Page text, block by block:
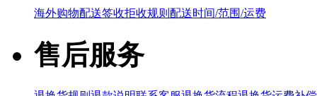
海外购物配送签收拒收规则 配送时间/范围/运费
售后服务